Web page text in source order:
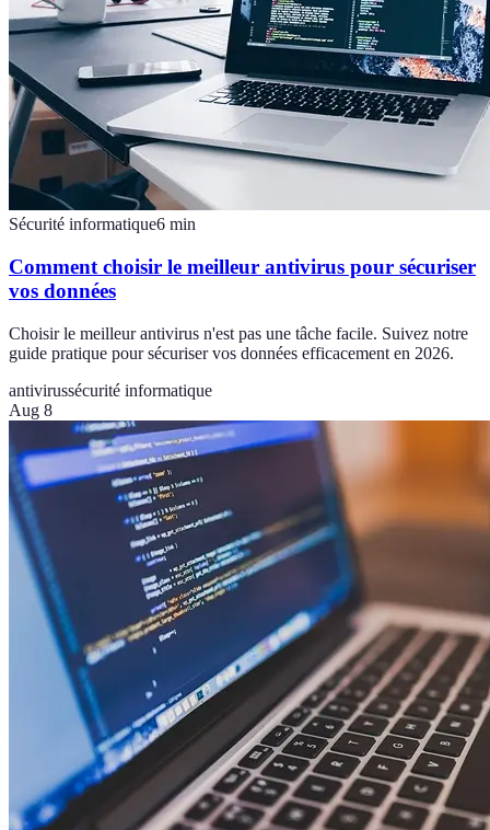
Sécurité informatique6 min
Comment choisir le meilleur antivirus pour sécuriser
vos données
Choisir le meilleur antivirus n'est pas une tâche facile. Suivez notre
guide pratique pour sécuriser vos données efficacement en 2026.
antivirussécurité informatique
Aug 8